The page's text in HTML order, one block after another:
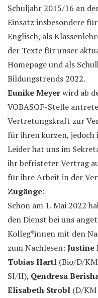
Schuljahr 2015/16 an
Einsatz insbesondere
Englisch, als
der Texte für unser
Homepage und als
Bildungstrends 2022.
Eunike Meyerwird ab
VOBASOF-Stelle
Vertretungskraft zur
für ihren kurzen, jedoch
Leider hat uns im
ihr befristeter Vertrag
für ihre Arbeit in der
Zugänge:
Schon am 1. Mai 2022
den Dienst bei uns
Kolleg*innen mit den
zum Nachlesen: Justine
Tobias Hartl (Bio/D/
SI/II), Qendresa
Elisabeth Strobl (D/